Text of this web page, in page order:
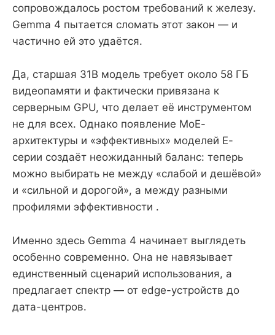
сопровождалось ростом требований к железу.
Gemma 4 пытается сломать этот закон — и
частично ей это удаётся.
Да, старшая 31B модель требует около 58 ГБ
видеопамяти и фактически привязана к
серверным GPU, что делает её инструментом
не для всех. Однако появление MoE-
архитектуры и «эффективных» моделей E-
серии создаёт неожиданный баланс: теперь
можно выбирать не между «слабой и дешёвой»
и «сильной и дорогой», а между разными
профилями эффективности .
Именно здесь Gemma 4 начинает выглядеть
особенно современно. Она не навязывает
единственный сценарий использования, а
предлагает спектр — от edge-устройств до
дата-центров.